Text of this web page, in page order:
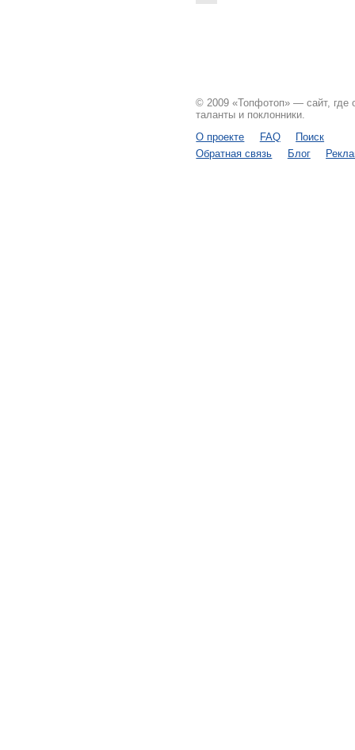
© 2009 «Топфотоп» — сайт, где
таланты и поклонники.
О проекте
FAQ
Поиск
Обратная связь
Блог